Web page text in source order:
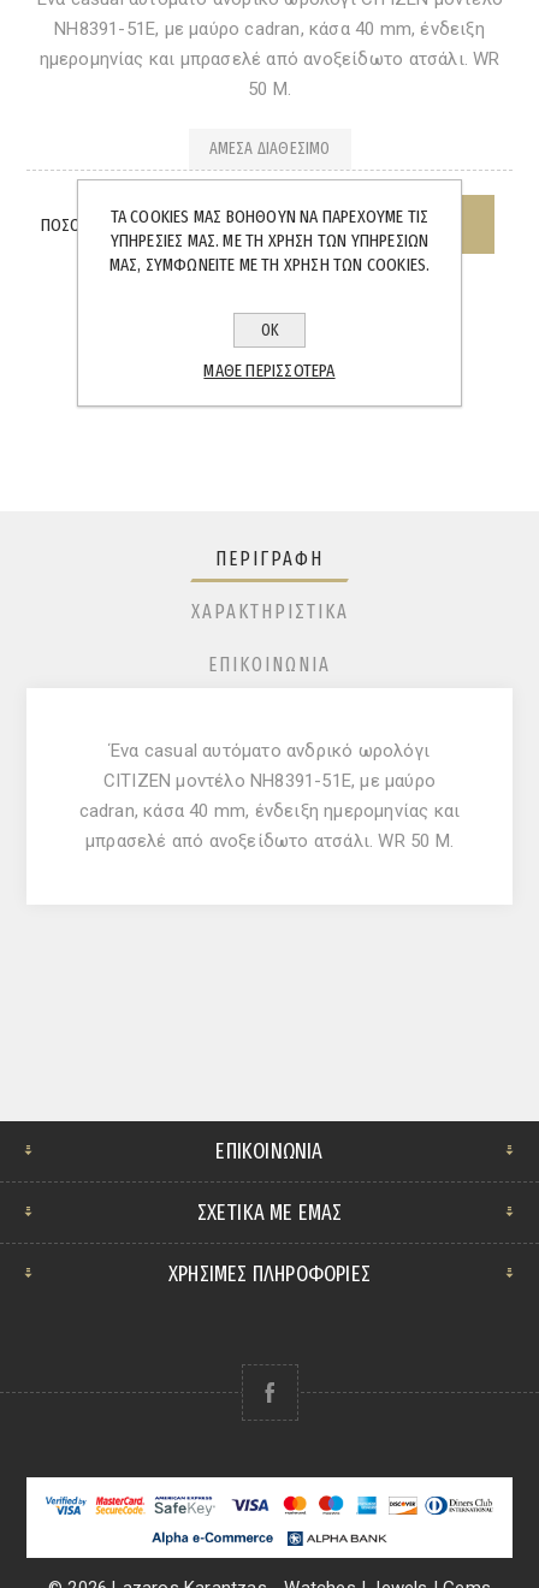
NH8391-51E, με μαύρο cadran, κάσα 40 mm, ένδειξη
ημερομηνίας και μπρασελέ από ανοξείδωτο ατσάλι. WR
50 M.
ΆΜΕΣΑ ΔΙΑΘΈΣΙΜΟ
ΠΟΣΌΤΗΤΑ:
SHARE:
ΠΕΡΙΓΡΑΦΉ
ΧΑΡΑΚΤΗΡΙΣΤΙΚΆ
ΕΠΙΚΟΙΝΩΝΊΑ
Ένα casual αυτόματο ανδρικό ωρολόγι
CITIZEN μοντέλο NH8391-51E, με μαύρο
cadran, κάσα 40 mm, ένδειξη ημερομηνίας και
μπρασελέ από ανοξείδωτο ατσάλι. WR 50 M.
ΕΠΙΚΟΙΝΩΝΊΑ
ΣΧΕΤΙΚΆ ΜΕ ΕΜΆΣ
ΧΡΗΣΙΜΕΣ ΠΛΗΡΟΦΟΡΙΕΣ
ΤΑ COOKIES ΜΑΣ ΒΟΗΘΟΎΝ ΝΑ ΠΑΡΈΧΟΥΜΕ ΤΙΣ
ΥΠΗΡΕΣΊΕΣ ΜΑΣ. ΜΕ ΤΗ ΧΡΉΣΗ ΤΩΝ ΥΠΗΡΕΣΙΏΝ
ΜΑΣ, ΣΥΜΦΩΝΕΊΤΕ ΜΕ ΤΗ ΧΡΉΣΗ ΤΩΝ COOKIES.
ΟΚ
ΜΆΘΕ ΠΕΡΙΣΣΌΤΕΡΑ